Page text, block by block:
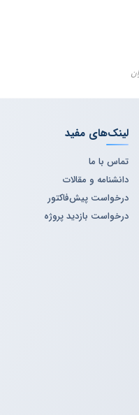
لینک‌های مفید
تماس با ما
دانشنامه و مقالات
درخواست پیش‌فاکتور
درخواست بازدید پروژه